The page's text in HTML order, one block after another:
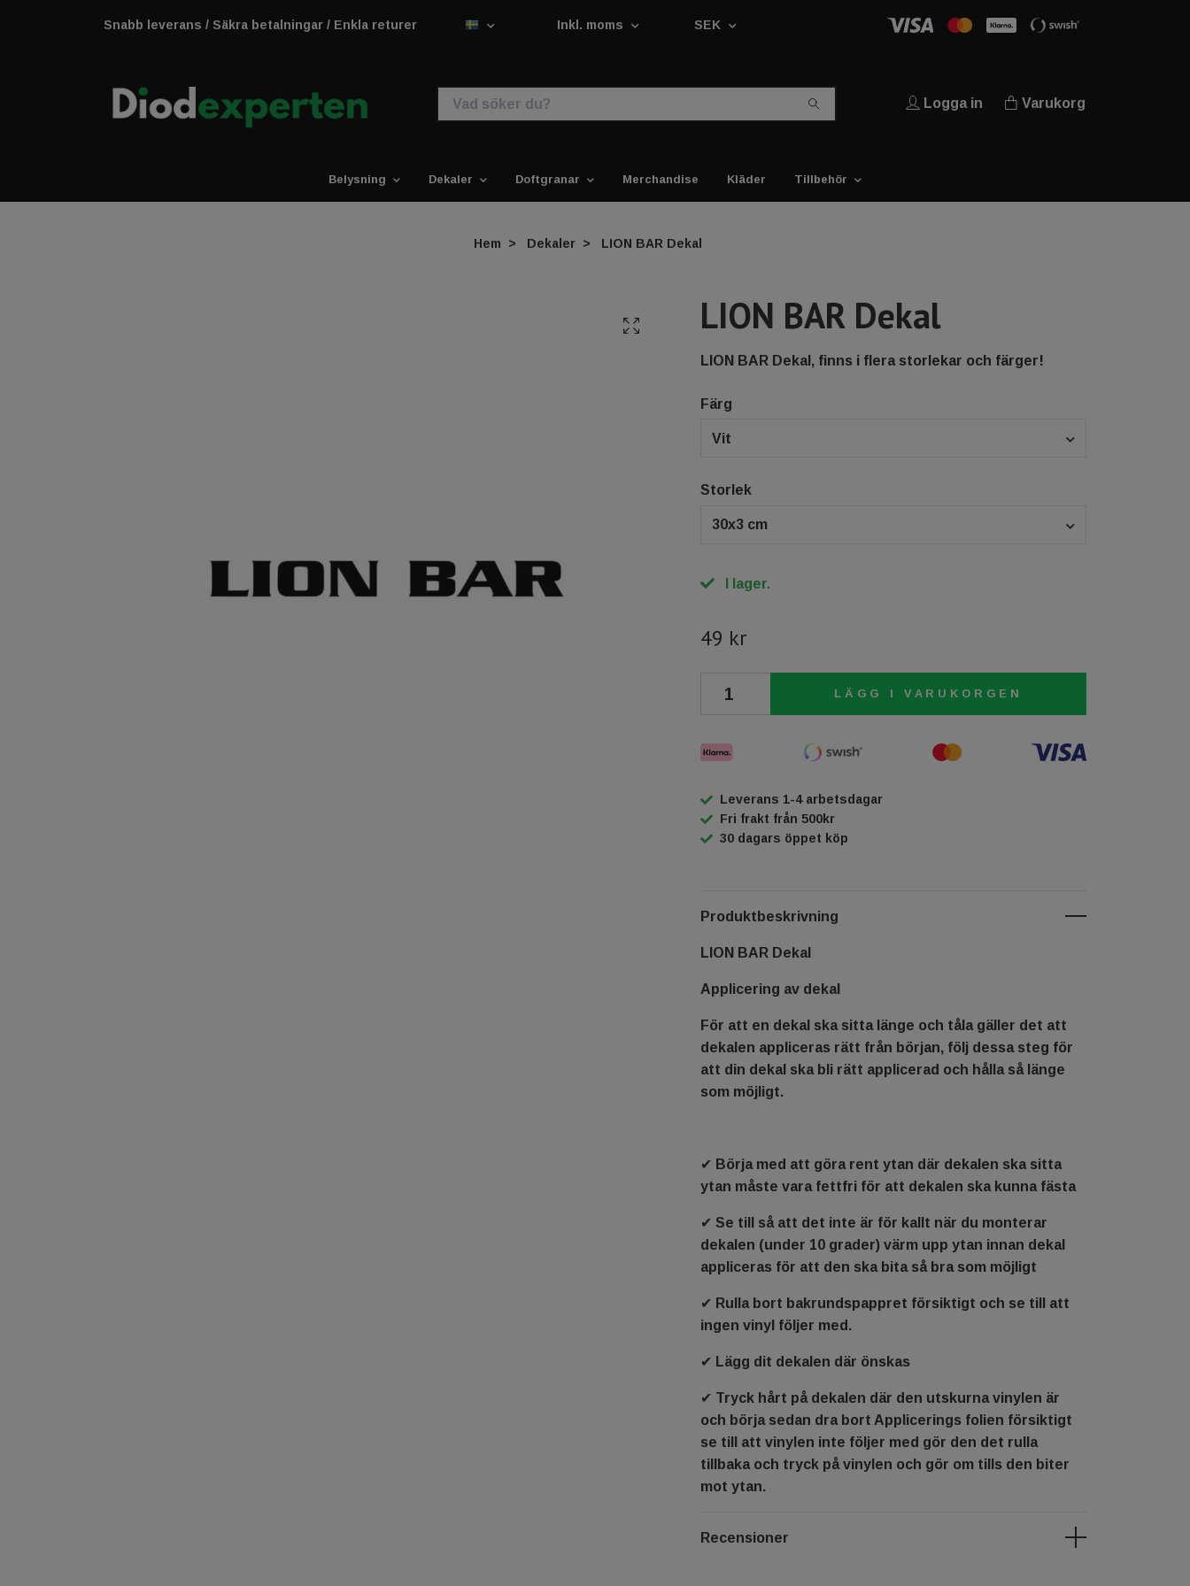
Snabb leverans / Säkra betalningar / Enkla returer Inkl. moms SEK
Logga in Varukorg
Belysning Dekaler Doftgranar Merchandise Kläder Tillbehör
Hem Dekaler LION BAR Dekal
LION BAR Dekal
LION BAR Dekal, finns i flera storlekar och färger!
Färg
Vit
Storlek
30x3 cm
I lager.
49 kr
LÄGG I VARUKORGEN
Leverans 1-4 arbetsdagar
Fri frakt från 500kr
30 dagars öppet köp
Produktbeskrivning
LION BAR Dekal
Applicering av dekal
För att en dekal ska sitta länge och tåla gäller det att
dekalen appliceras rätt från början, följ dessa steg för
att din dekal ska bli rätt applicerad och hålla så länge
som möjligt.
✔ Börja med att göra rent ytan där dekalen ska sitta
ytan måste vara fettfri för att dekalen ska kunna fästa
✔ Se till så att det inte är för kallt när du monterar
dekalen (under 10 grader) värm upp ytan innan dekal
appliceras för att den ska bita så bra som möjligt
✔ Rulla bort bakrundspappret försiktigt och se till att
ingen vinyl följer med.
✔ Lägg dit dekalen där önskas
✔ Tryck hårt på dekalen där den utskurna vinylen är
och börja sedan dra bort Applicerings folien försiktigt
se till att vinylen inte följer med gör den det rulla
tillbaka och tryck på vinylen och gör om tills den biter
mot ytan.
Recensioner